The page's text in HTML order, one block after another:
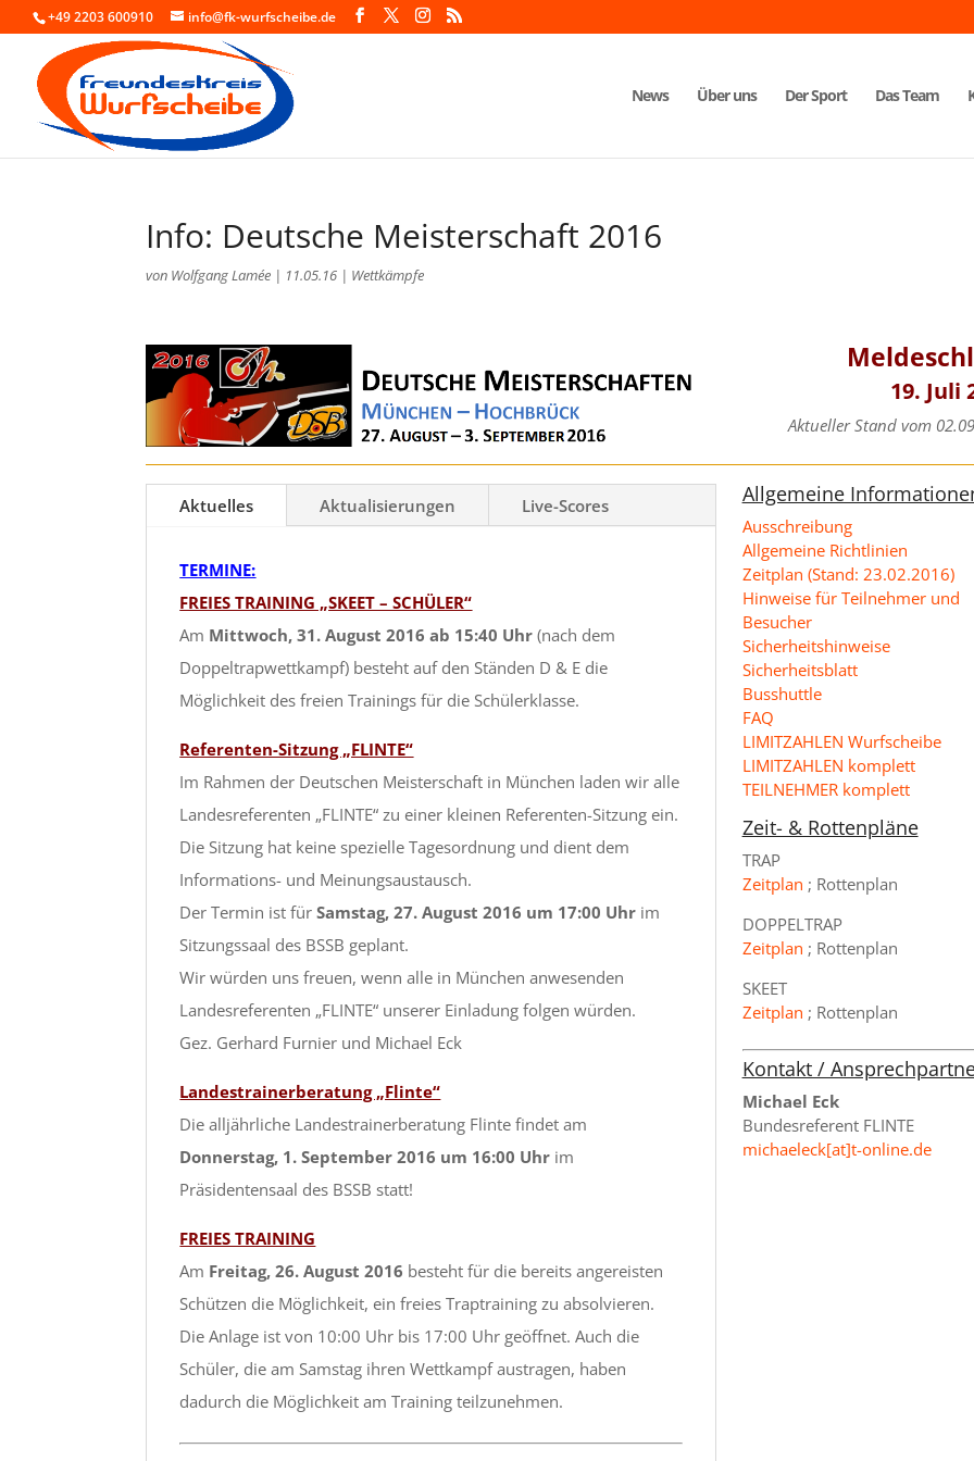
+49 2203 600910 info@fk-wurfscheibe.de
News Über uns Der Sport Das Team
Info: Deutsche Meisterschaft 2016
von Wolfgang Lamée | 11.05.16 | Wettkämpfe
19. Juli
Aktueller Stand vom
Aktuelles Aktualisierungen Live-Scores
TERMINE:
FREIES TRAINING „SKEET – SCHÜLER“
Am Mittwoch, 31. August 2016 ab 15:40 Uhr (nach dem
Doppeltrapwettkampf) besteht auf den Ständen D & E die
Möglichkeit des freien Trainings für die Schülerklasse.
Referenten-Sitzung „FLINTE“
Im Rahmen der Deutschen Meisterschaft in München laden wir alle
Landesreferenten „FLINTE“ zu einer kleinen Referenten-Sitzung ein.
Die Sitzung hat keine spezielle Tagesordnung und dient dem
Informations- und Meinungsaustausch.
Der Termin ist fürSamstag, 27. August 2016 um 17:00 Uhr im
Sitzungssaal des BSSB geplant.
Wir würden uns freuen, wenn alle in München anwesenden
Landesreferenten „FLINTE“ unserer Einladung folgen würden.
Gez. Gerhard Furnier und Michael Eck
Landestrainerberatung „Flinte“
Die alljährliche Landestrainerberatung Flinte findet am
Donnerstag, 1. September 2016 um 16:00 Uhr im
Präsidentensaal des BSSB statt!
FREIES TRAINING
Am Freitag, 26. August 2016 besteht für die bereits angereisten
Schützen die Möglichkeit, ein freies Traptraining zu absolvieren.
Die Anlage ist von 10:00 Uhr bis 17:00 Uhr geöffnet. Auch die
Schüler, die am Samstag ihren Wettkampf austragen, haben
dadurch die Möglichkeit am Training teilzunehmen.
Allgemeine
Ausschreibung
Allgemeine Richtlinien
Zeitplan (Stand: 23.02.2016)
Hinweise für Teilnehmer und
Besucher
Sicherheitshinweise
Sicherheitsblatt
Busshuttle
FAQ
LIMITZAHLEN Wurfscheibe
LIMITZAHLEN komplett
TEILNEHMER komplett
Zeit- & Rottenpläne
TRAP
Zeitplan ; Rottenplan
DOPPELTRAP
Zeitplan ; Rottenplan
SKEET
Zeitplan ; Rottenplan
Kontakt /
Michael Eck
Bundesreferent FLINTE
michaeleck[at]t-online.de